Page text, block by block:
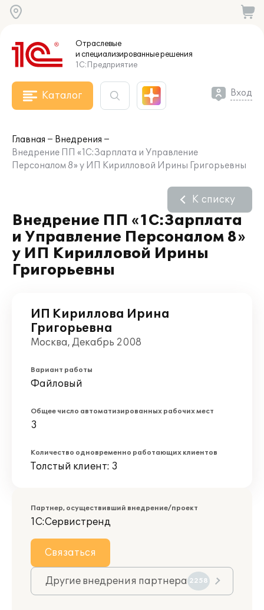
Отраслевые
и специализированныерешения
1С:Предприятие
Каталог Вход
Главная
Внедрения
Внедрение ПП «1С:Зарплата и Управление
Персоналом 8» у ИП Кирилловой Ирины Григорьевны
Внедрение ПП «1С:Зарплата
и Управление Персоналом 8»
у ИП Кирилловой Ирины
Григорьевны
К списку
ИП Кириллова Ирина
Григорьевна
Москва, Декабрь 2008
Вариант работы
Файловый
Общее число автоматизированных рабочих мест
3
Количество одновременно работающих клиентов
Толстый клиент: 3
Партнер, осуществивший внедрение/проект
1С:Сервистренд
Связаться
Другие внедрения партнера 2258